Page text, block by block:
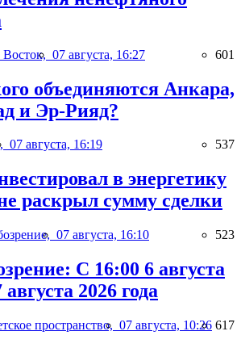
07 августа, 16:27 601
объединяются Анкара,
и Эр-Рияд?
07 августа, 16:19 537
в энергетику
раскрыл сумму сделки
07 августа, 16:10 523
С 16:00 6 августа
2026 года
пространство, 07 августа, 10:26 617